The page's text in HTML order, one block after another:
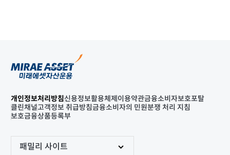
개인정보처리방침신용정보활용체제 이용약관금융소비자보호포탈
클린채널고객정보 취급방침금융소비자의 민원분쟁 처리 지침
보호금융상품등록부
패밀리 사이트